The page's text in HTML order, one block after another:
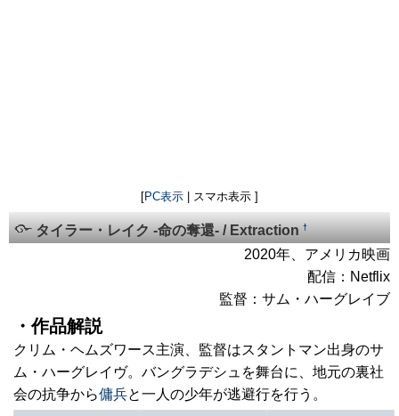
[PC表示 | スマホ表示 ]
タイラー・レイク -命の奪還- / Extraction†
2020年、アメリカ映画
配信：Netflix
監督：サム・ハーグレイブ
・作品解説
クリム・ヘムズワース主演、監督はスタントマン出身のサ
ム・ハーグレイヴ。バングラデシュを舞台に、地元の裏社
会の抗争から傭兵と一人の少年が逃避行を行う。